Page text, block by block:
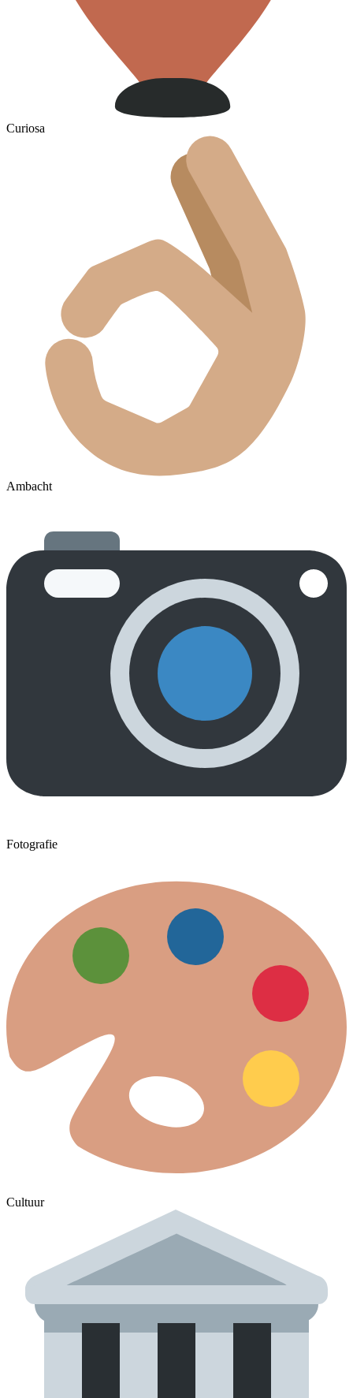
Curiosa
Ambacht
Fotografie
Cultuur